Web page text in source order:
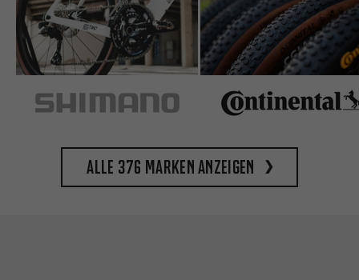
Alle 376 Marken anzeigen